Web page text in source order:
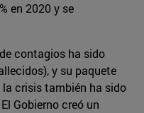
en 2020 y se
contagios ha sido
y su paquete
crisis también ha sido
Gobierno creó un